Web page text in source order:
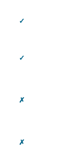
✓
✓
✗
✗